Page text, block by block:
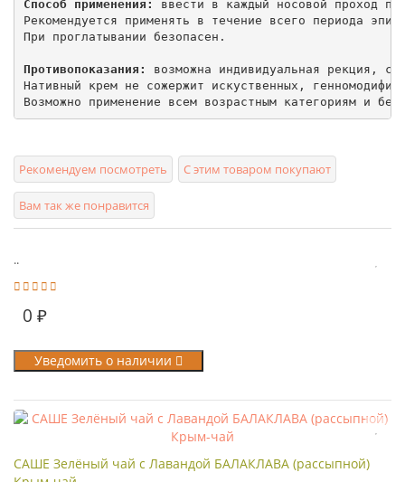
Способ применения:
ввести в каждый носовой проход
Рекомендуется применять в течение всего периода
При проглатывании безопасен.
Противопоказания:
возможна индивидуальная рекция,
Нативный крем не сожержит искуственных,
Возможно применение всем возрастным категориям и
Рекомендуем посмотреть С этим товаром покупают
Вам так же понравится
..
0 ₽
Уведомить о наличии
САШЕ Зелёный чай с Лавандой БАЛАКЛАВА (рассыпной)